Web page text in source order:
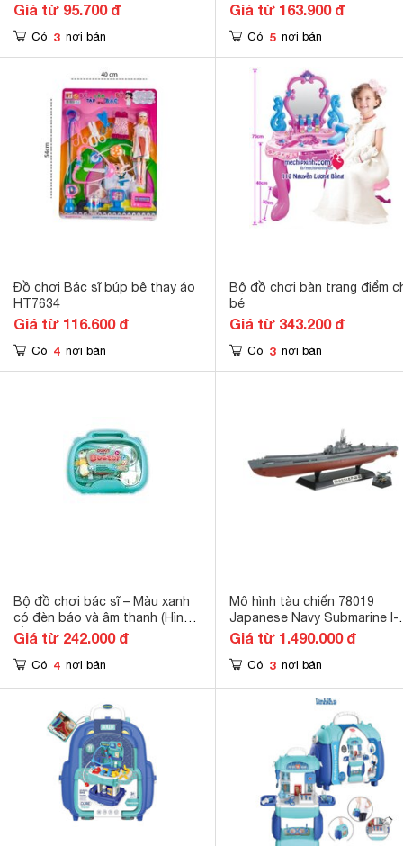
Giá từ 95.700 đ
Có 3 nơi bán
Giá từ 163.900 đ
Có 5 nơi bán
Đồ chơi Bác sĩ búp bê thay áo
HT7634
Giá từ 116.600 đ
Có 4 nơi bán
Bộ đồ chơi bàn trang điểm
bé
Giá từ 343.200 đ
Có 3 nơi bán
Bộ đồ chơi bác sĩ – Màu xanh
có đèn báo và âm thanh (Hình
bầu dục) 660-67
Giá từ 242.000 đ
Có 4 nơi bán
Mô hình tàu chiến 78019
Japanese Navy Submarine I-
400 Tamiya
Giá từ 1.490.000 đ
Có 3 nơi bán